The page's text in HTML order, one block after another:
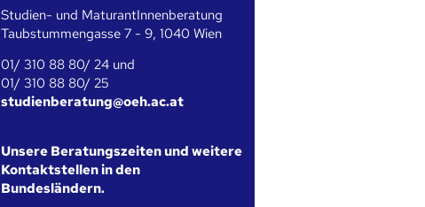
Studien- und MaturantInnenberatung
Taubstummengasse 7 - 9, 1040 Wien
01/ 310 88 80/ 24 und
01/ 310 88 80/ 25
studienberatung@oeh.ac.at
Unsere Beratungszeiten und weitere
Kontaktstellen in den
Bundesländern.